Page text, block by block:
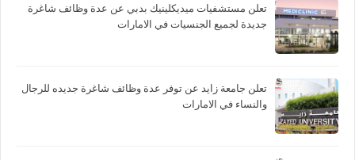
تعلن مستشفيات ميديكلينيك بدبي عن عدة وظائف شاغرة
جديدة لجميع الجنسيات في الامارات
تعلن جامعة زايد عن توفر عدة وظائف شاغرة جديده للرجال
والنساء في الامارات